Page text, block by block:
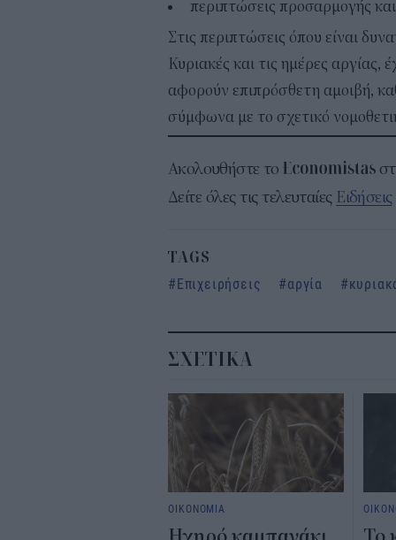
περιπτώσεις προσαρμογής
Στις περιπτώσεις όπου είναι
Κυριακές και τις ημέρες αργίας,
αφορούν επιπρόσθετη αμοιβή,
σύμφωνα με το σχετικό
Ακολουθήστε το
Δείτε όλες τις τελευταίες Ειδήσεις
TAGS
Επιχειρήσεις
αργία
ΣΧΕΤΙΚΑ
ΟΙΚΟΝΟΜΙΑ